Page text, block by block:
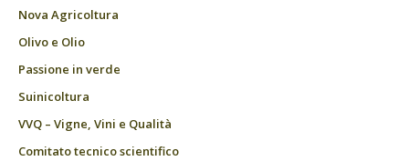
Nova Agricoltura
Olivo e Olio
Passione in verde
Suinicoltura
VVQ – Vigne, Vini e Qualità
Comitato tecnico scientifico